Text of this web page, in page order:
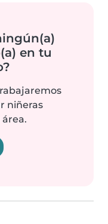
en tu
niñeras